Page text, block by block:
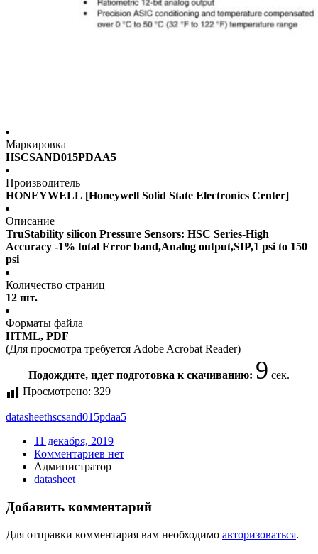
Маркировка
HSCSAND015PDAA5
Производитель
HONEYWELL [Honeywell Solid State Electronics Center]
Описание
TruStability silicon Pressure Sensors: HSC Series-High
Accuracy -1% total Error band,Analog output,SIP,1 psi to 150
psi
Количество страниц
12 шт.
Форматы файла
HTML, PDF
(Для просмотра требуется Adobe Acrobat Reader)
Подождите, идет подготовка к скачиванию: 9 сек.
Просмотрено: 329
datasheethscsand015pdaa5
11 декабря, 2019
Комментариев нет
Администратор
datasheet
Добавить комментарий
Для отправки комментария вам необходимо авторизоваться.